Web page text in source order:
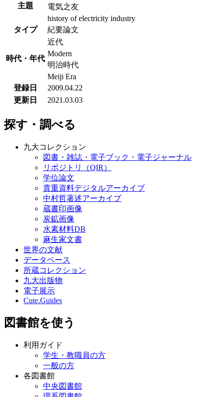
主題
電気之友
history of electricity industry
タイプ
紀要論文
時代・年代
近代
Modern
明治時代
Meiji Era
登録日
2009.04.22
更新日
2021.03.03
探す・調べる
九大コレクション
図書・雑誌・電子ブック・電子ジャーナル
リポジトリ（QIR）
学位論文
貴重資料デジタルアーカイブ
中村哲著述アーカイブ
蔵書印画像
炭鉱画像
水素材料DB
麻生家文書
世界の文献
データベース
所蔵コレクション
九大出版物
電子展示
Cute.Guides
図書館を使う
利用ガイド
学生・教職員の方
一般の方
各図書館
中央図書館